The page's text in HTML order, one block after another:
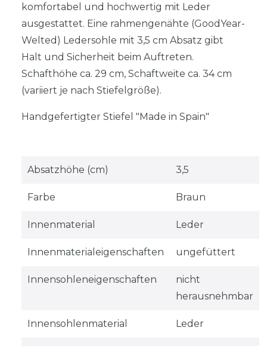
komfortabel und hochwertig mit Leder
ausgestattet. Eine rahmengenähte (GoodYear-
Welted) Ledersohle mit 3,5 cm Absatz gibt
Halt und Sicherheit beim Auftreten.
Schafthöhe ca. 29 cm, Schaftweite ca. 34 cm
(variiert je nach Stiefelgröße).
Handgefertigter Stiefel "Made in Spain"
Absatzhöhe (cm) 3,5
Farbe Braun
Innenmaterial Leder
Innenmaterialeigenschaften ungefüttert
Innensohleneigenschaften
nicht
herausnehmbar
Innensohlenmaterial Leder